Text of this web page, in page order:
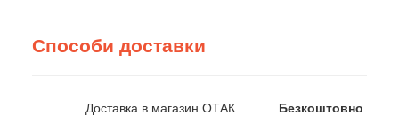
Способи доставки
Доставка в магазин ОТАК Безкоштовно